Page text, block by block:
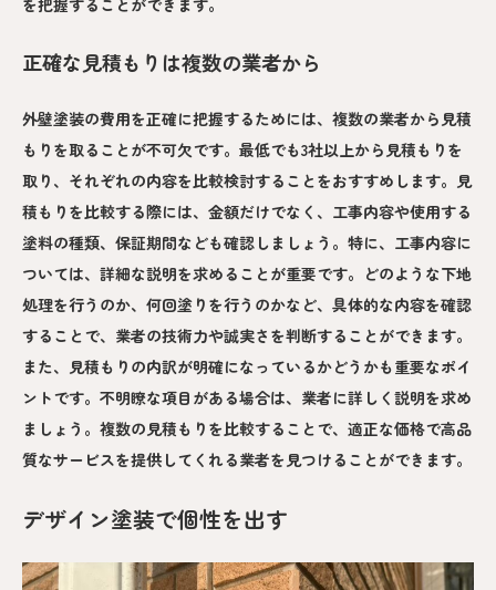
を把握することができます。
正確な見積もりは複数の業者から
外壁塗装の費用を正確に把握するためには、複数の業者から見積
もりを取ることが不可欠です。最低でも3社以上から見積もりを
取り、それぞれの内容を比較検討することをおすすめします。見
積もりを比較する際には、金額だけでなく、工事内容や使用する
塗料の種類、保証期間なども確認しましょう。特に、工事内容に
ついては、詳細な説明を求めることが重要です。どのような下地
処理を行うのか、何回塗りを行うのかなど、具体的な内容を確認
することで、業者の技術力や誠実さを判断することができます。
また、見積もりの内訳が明確になっているかどうかも重要なポイ
ントです。不明瞭な項目がある場合は、業者に詳しく説明を求め
ましょう。複数の見積もりを比較することで、適正な価格で高品
質なサービスを提供してくれる業者を見つけることができます。
デザイン塗装で個性を出す